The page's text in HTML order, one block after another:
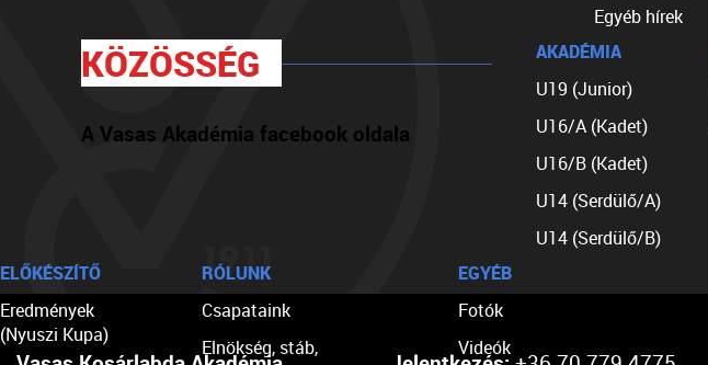
KÖZÖSSÉG
A Vasas Akadémia facebook oldala
Egyéb hírek
AKADÉMIA
U19 (Junior)
U16/A (Kadet)
U16/B (Kadet)
U14 (Serdülő/A)
U14 (Serdülő/B)
ELŐKÉSZÍTŐ
Eredmények
(Nyuszi Kupa)
RÓLUNK
Csapataink
Elnökség, stáb,
EGYÉB
Fotók
Videók